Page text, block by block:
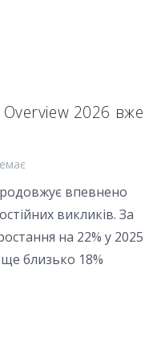
2026 вже
впевнено
викликів. За
на 22% у 2025
близько 18%